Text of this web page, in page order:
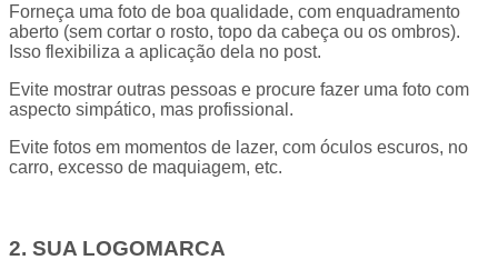
Forneça uma foto de boa qualidade, com enquadramento
aberto (sem cortar o rosto, topo da cabeça ou os ombros).
Isso flexibiliza a aplicação dela no post.
Evite mostrar outras pessoas e procure fazer uma foto com
aspecto simpático, mas profissional.
Evite fotos em momentos de lazer, com óculos escuros, no
carro, excesso de maquiagem, etc.
2. SUA LOGOMARCA